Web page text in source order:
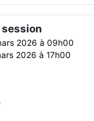
session
2026 à 09h00
2026 à 17h00